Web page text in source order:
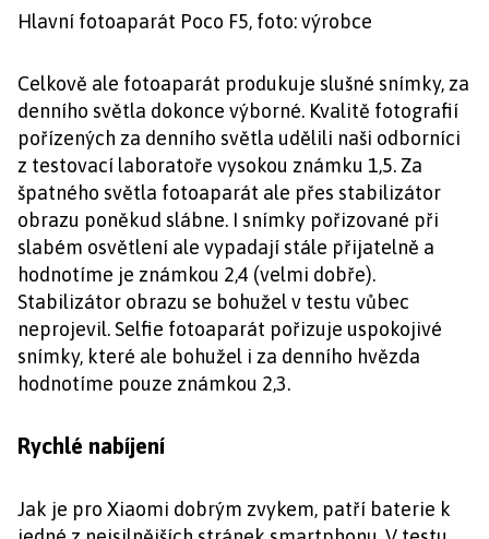
Hlavní fotoaparát Poco F5, foto: výrobce
Celkově ale fotoaparát produkuje slušné snímky, za
denního světla dokonce výborné. Kvalitě fotografií
pořízených za denního světla udělili naši odborníci
z testovací laboratoře vysokou známku 1,5. Za
špatného světla fotoaparát ale přes stabilizátor
obrazu poněkud slábne. I snímky pořizované při
slabém osvětlení ale vypadají stále přijatelně a
hodnotíme je známkou 2,4 (velmi dobře).
Stabilizátor obrazu se bohužel v testu vůbec
neprojevil. Selfie fotoaparát pořizuje uspokojivé
snímky, které ale bohužel i za denního hvězda
hodnotíme pouze známkou 2,3.
Rychlé nabíjení
Jak je pro Xiaomi dobrým zvykem, patří baterie k